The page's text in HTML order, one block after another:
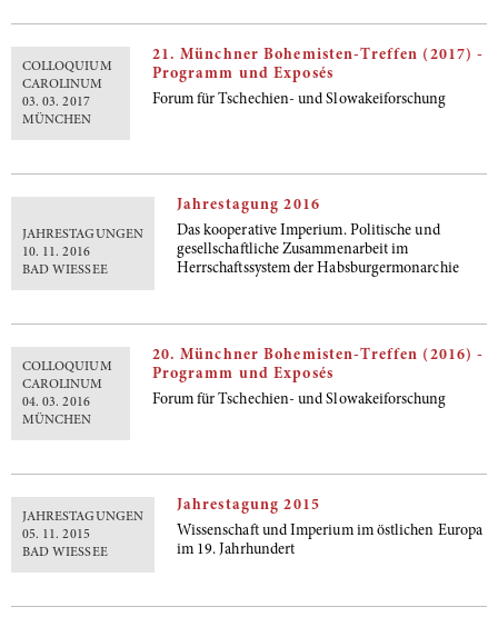
COLLOQUIUM
CAROLINUM
03. 03. 2017
MÜNCHEN
21. Münchner Bohemisten-Treffen (2017) -
Programm und Exposés
Forum für Tschechien- und Slowakeiforschung
JAHRESTAGUNGEN
10. 11. 2016
BAD WIESSEE
Jahrestagung 2016
Das kooperative Imperium. Politische und
gesellschaftliche Zusammenarbeit im
Herrschaftssystem der Habsburgermonarchie
COLLOQUIUM
CAROLINUM
04. 03. 2016
MÜNCHEN
20. Münchner Bohemisten-Treffen (2016) -
Programm und Exposés
Forum für Tschechien- und Slowakeiforschung
JAHRESTAGUNGEN
05. 11. 2015
BAD WIESSEE
Jahrestagung 2015
Wissenschaft und Imperium im östlichen Europa
im 19. Jahrhundert